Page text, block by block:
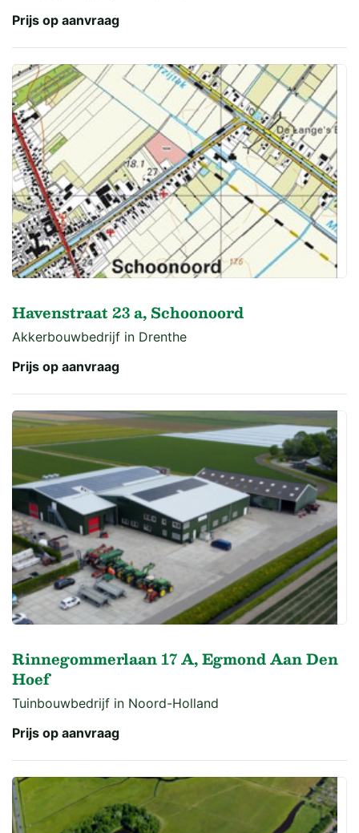
Prijs op aanvraag
Havenstraat 23 a, Schoonoord
Akkerbouwbedrijf in Drenthe
Prijs op aanvraag
Rinnegommerlaan 17 A, Egmond Aan Den
Hoef
Tuinbouwbedrijf in Noord-Holland
Prijs op aanvraag